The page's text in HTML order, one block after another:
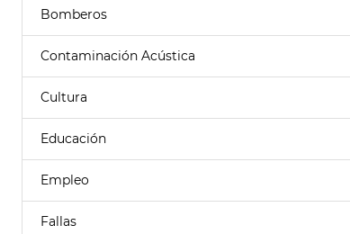
Bomberos
Contaminación Acústica
Cultura
Educación
Empleo
Fallas